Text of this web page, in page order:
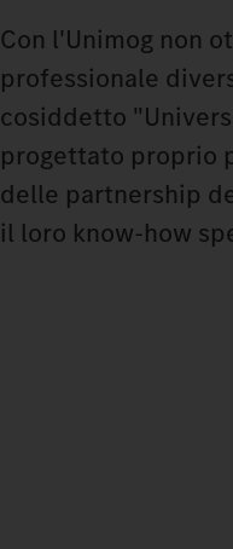
Con l'Unimog non
professionale
cosiddetto
progettato proprio
delle partnership
il loro know-how